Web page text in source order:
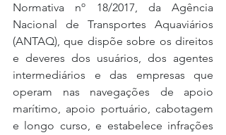
Normativa nº 18/2017, da Agência
Nacional de Transportes Aquaviários
(ANTAQ), que dispõe sobre os direitos
e deveres dos usuários, dos agentes
intermediários e das empresas que
operam nas navegações de apoio
marítimo, apoio portuário, cabotagem
e longo curso, e estabelece infrações